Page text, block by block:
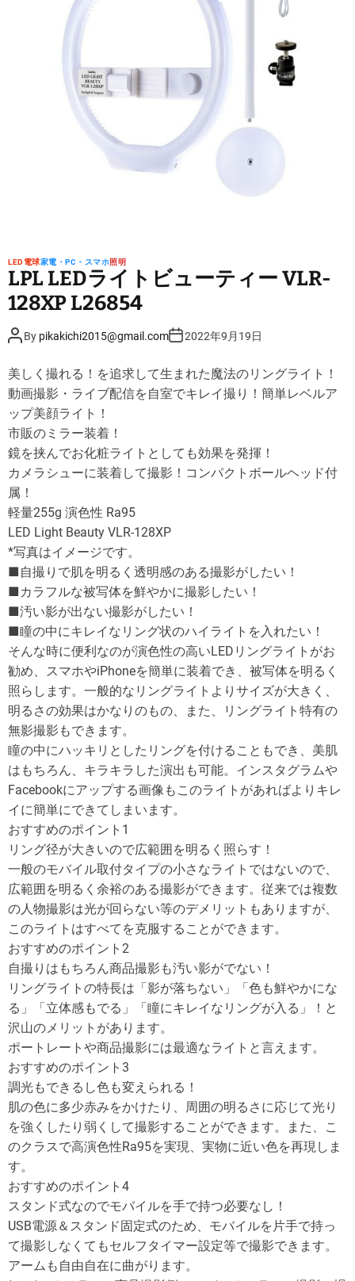
LED電球家電・PC・スマホ照明
LPL LEDライトビューティー VLR-
128XP L26854
P
o
A
u
t
h
o
r
By pikakichi2015@gmail.comP
o
D
a
t
2022年9月19日
美しく撮れる！を追求して生まれた魔法のリングライト！
動画撮影・ライブ配信を自室でキレイ撮り！簡単レベルア
ップ美顔ライト！
市販のミラー装着！
鏡を挟んでお化粧ライトとしても効果を発揮！
カメラシューに装着して撮影！コンパクトボールヘッド付
属！
軽量255g 演色性 Ra95
LED Light Beauty VLR-128XP
*写真はイメージです。
■自撮りで肌を明るく透明感のある撮影がしたい！
■カラフルな被写体を鮮やかに撮影したい！
■汚い影が出ない撮影がしたい！
■瞳の中にキレイなリング状のハイライトを入れたい！
そんな時に便利なのが演色性の高いLEDリングライトがお
勧め、スマホやiPhoneを簡単に装着でき、被写体を明るく
照らします。一般的なリングライトよりサイズが大きく、
明るさの効果はかなりのもの、また、リングライト特有の
無影撮影もできます。
瞳の中にハッキリとしたリングを付けることもでき、美肌
はもちろん、キラキラした演出も可能。インスタグラムや
Facebookにアップする画像もこのライトがあればよりキレ
イに簡単にできてしまいます。
おすすめのポイント1
リング径が大きいので広範囲を明るく照らす！
一般のモバイル取付タイプの小さなライトではないので、
広範囲を明るく余裕のある撮影ができます。従来では複数
の人物撮影は光が回らない等のデメリットもありますが、
このライトはすべてを克服することができます。
おすすめのポイント2
自撮りはもちろん商品撮影も汚い影がでない！
リングライトの特長は「影が落ちない」「色も鮮やかにな
る」「立体感もでる」「瞳にキレイなリングが入る」！と
沢山のメリットがあります。
ポートレートや商品撮影には最適なライトと言えます。
おすすめのポイント3
調光もできるし色も変えられる！
肌の色に多少赤みをかけたり、周囲の明るさに応じて光り
を強くしたり弱くして撮影することができます。また、こ
のクラスで高演色性Ra95を実現、実物に近い色を再現しま
す。
おすすめのポイント4
スタンド式なのでモバイルを手で持つ必要なし！
USB電源＆スタンド固定式のため、モバイルを片手で持っ
て撮影しなくてもセルフタイマー設定等で撮影できます。
アームも自由自在に曲がります。